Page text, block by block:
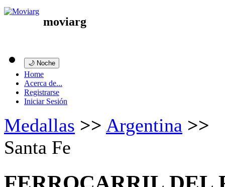
moviarg
🌙 Noche
Home
Acerca de...
Registrarse
Iniciar Sesión
Medallas >> Argentina >>
Santa Fe